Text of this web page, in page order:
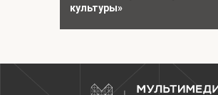
культуры»